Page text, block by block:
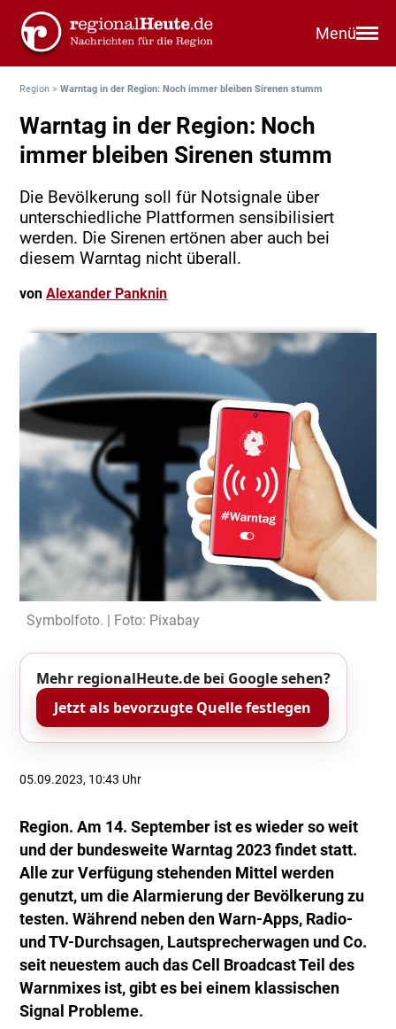
Menü
Region >Warntag in der Region: Noch immer bleiben Sirenen stumm
Warntag in der Region: Noch
immer bleiben Sirenen stumm
Die Bevölkerung soll für Notsignale über
unterschiedliche Plattformen sensibilisiert
werden. Die Sirenen ertönen aber auch bei
diesem Warntag nicht überall.
vonAlexander Panknin
Symbolfoto. | Foto: Pixabay
Mehr regionalHeute.de bei Google sehen?
Jetzt als bevorzugte Quelle festlegen
05.09.2023, 10:43 Uhr
Region. Am 14. September ist es wieder so weit
und der bundesweite Warntag 2023 findet statt.
Alle zur Verfügung stehenden Mittel werden
genutzt, um die Alarmierung der Bevölkerung zu
testen. Während neben den Warn-Apps, Radio-
und TV-Durchsagen, Lautsprecherwagen und Co.
seit neuestem auch das Cell Broadcast Teil des
Warnmixes ist, gibt es bei einem klassischen
Signal Probleme.